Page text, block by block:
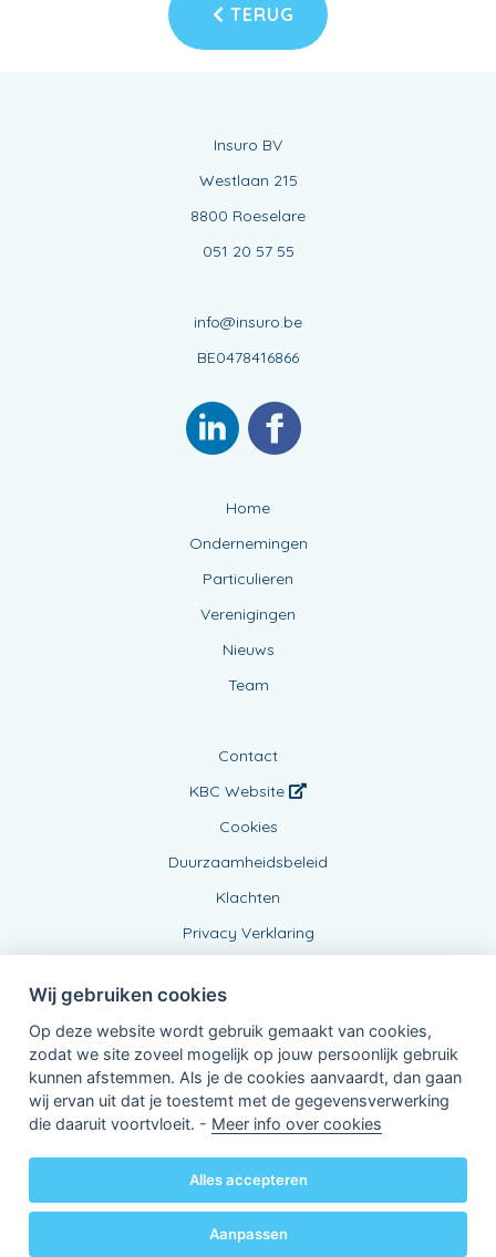
TERUG
Insuro BV
Westlaan 215
8800 Roeselare
051 20 57 55
info@insuro.be
BE0478416866
Home
Ondernemingen
Particulieren
Verenigingen
Nieuws
Team
Contact
KBC Website
Cookies
Duurzaamheidsbeleid
Klachten
Privacy Verklaring
Verbonden Agent, BE0478416866
van KBC Verzekeringen nv
3000 Leuven - Belgie
BTW BE 0403.552.563 - RPR Leuven
Powered byKBC-Agent(versie 3.21.0)
© 2026 alle rechten voorbehouden
Wij gebruiken cookies
Op deze website wordt gebruik gemaakt van cookies,
zodat we site zoveel mogelijk op jouw persoonlijk gebruik
kunnen afstemmen. Als je de cookies aanvaardt, dan gaan
wij ervan uit dat je toestemt met de gegevensverwerking
die daaruit voortvloeit. - Meer info over cookies
Alles accepteren
Aanpassen